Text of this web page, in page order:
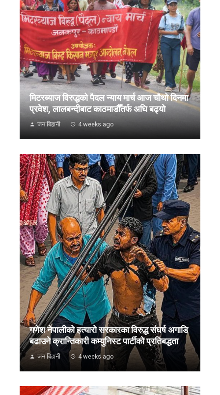
मिटरब्याज विरुद्धको पैदल न्याय मार्च आज चौथो दिनमा
प्रवेश, लालबन्दीबाट काठमाडौँतर्फ अघि बढ्यो
जन बिहानी 4 weeks ago
गणेश नेपालीको हत्यारो सरकारका विरुद्ध संघर्ष अगाडि
बढाउने क्रान्तिकारी कम्युनिस्ट पार्टीको प्रतिबद्धता
जन बिहानी 4 weeks ago